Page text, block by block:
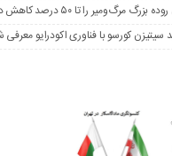
مرگ‌ومیر را تا ۵۰ درصد کاهش داد
کورسو با فناوری اکودرایو معرفی